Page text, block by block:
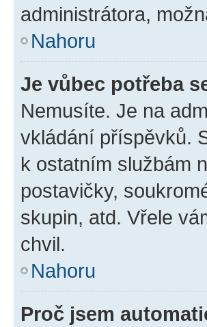
administrátora,
Nahoru
Je vůbec potřeba
Nemusíte. Je na
vkládání příspěvků.
k ostatním službám
postavičky,
skupin, atd. Vřele
chvil.
Nahoru
Proč jsem